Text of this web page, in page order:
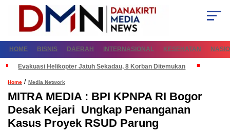
HOME BISNIS DAERAH INTERNASIONAL KESEHATAN
Evakuasi Helikopter Jatuh Sekadau, 8 Korban Ditemukan
Home / Media Network
MITRA MEDIA : BPI KPNPA RI Bogor
Desak Kejari Ungkap Penanganan
Kasus Proyek RSUD Parung